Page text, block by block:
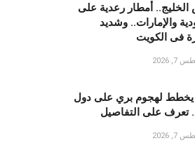
أمطار رعدية على
والإمارات.. وشديد
فى الكويت
2026
يخطط لهجوم بري على دول
تعرف على التفاصيل
2026